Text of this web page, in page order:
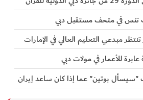
تنس في متحف مستقبل دبي
مبدعي التعليم العالي في الإمارات
للأعمار في مولات دبي
"سيسأل بوتين" عما إذا كان ساعد إيران